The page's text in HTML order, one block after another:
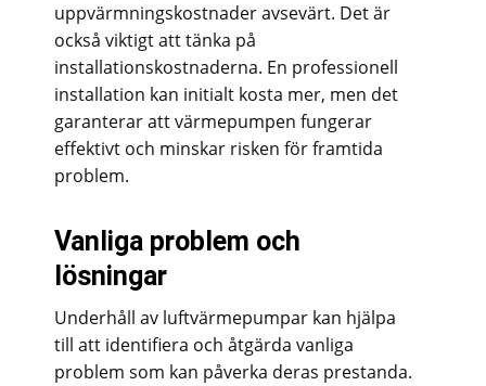
uppvärmningskostnader avsevärt. Det är
också viktigt att tänka på
installationskostnaderna. En professionell
installation kan initialt kosta mer, men det
garanterar att värmepumpen fungerar
effektivt och minskar risken för framtida
problem.
Vanliga problem och
lösningar
Underhåll av luftvärmepumpar kan hjälpa
till att identifiera och åtgärda vanliga
problem som kan påverka deras prestanda.